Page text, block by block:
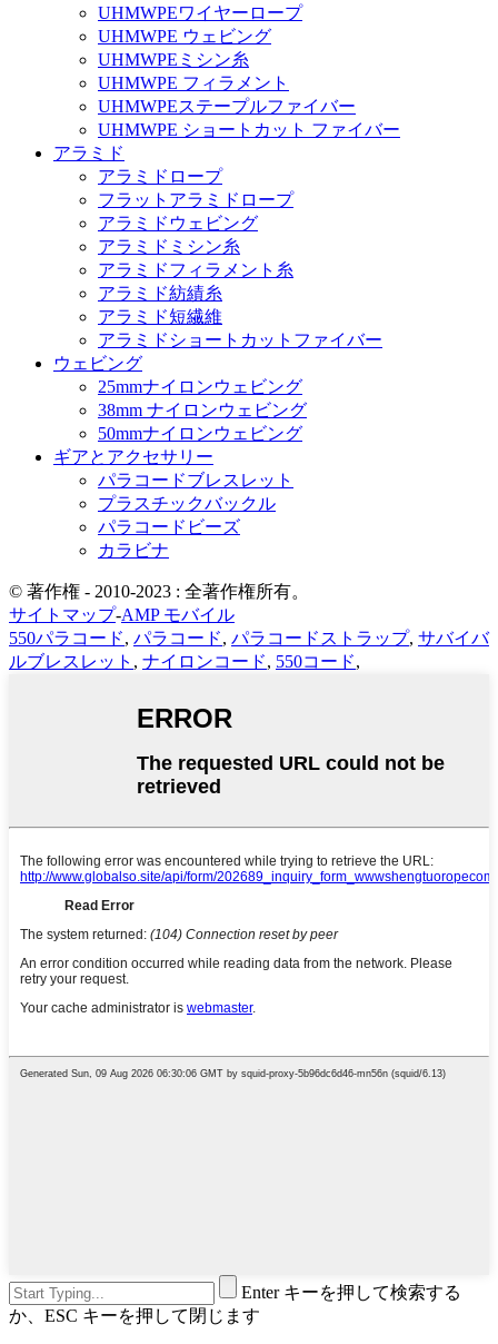
UHMWPEワイヤーロープ
UHMWPE ウェビング
UHMWPEミシン糸
UHMWPE フィラメント
UHMWPEステープルファイバー
UHMWPE ショートカット ファイバー
アラミド
アラミドロープ
フラットアラミドロープ
アラミドウェビング
アラミドミシン糸
アラミドフィラメント糸
アラミド紡績糸
アラミド短繊維
アラミドショートカットファイバー
ウェビング
25mmナイロンウェビング
38mm ナイロンウェビング
50mmナイロンウェビング
ギアとアクセサリー
パラコードブレスレット
プラスチックバックル
パラコードビーズ
カラビナ
© 著作権 - 2010-2023 : 全著作権所有。
サイトマップ-AMP モバイル
550パラコード, パラコード, パラコードストラップ, サバイバ
ルブレスレット , ナイロンコード, 550コード,
Enter キーを押して検索する
か、ESC キーを押して閉じます